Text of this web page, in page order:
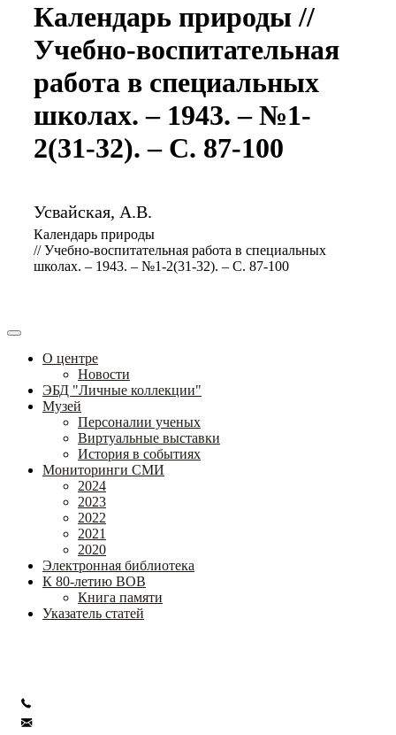
Календарь природы //
Учебно-воспитательная
работа в специальных
школах. – 1943. – №1-
2(31-32). – С. 87-100
Усвайская, А.В.
Календарь природы
// Учебно-воспитательная работа в специальных
школах. – 1943. – №1-2(31-32). – С. 87-100
О центре
Новости
ЭБД "Личные коллекции"
Музей
Персоналии ученых
Виртуальные выставки
История в событиях
Мониторинги СМИ
2024
2023
2022
2021
2020
Электронная библиотека
К 80-летию ВОВ
Книга памяти
Указатель статей